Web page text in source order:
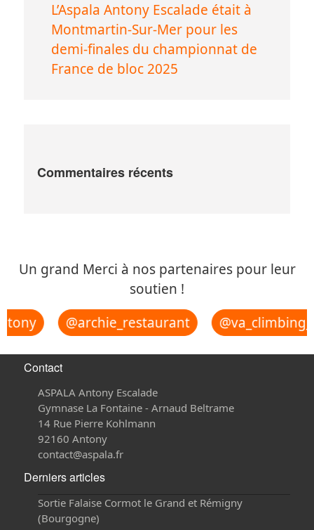
L’Aspala Antony Escalade était à
Montmartin-Sur-Mer pour les
demi-finales du championnat de
France de bloc 2025
Commentaires récents
Un grand Merci à nos partenaires pour leur
soutien !
@archie_restaurant
Contact
ASPALA Antony Escalade
Gymnase La Fontaine - Arnaud Beltrame
14 Rue Pierre Kohlmann
92160 Antony
contact@aspala.fr
Derniers articles
Sortie Falaise Cormot le Grand et Rémigny
(Bourgogne)